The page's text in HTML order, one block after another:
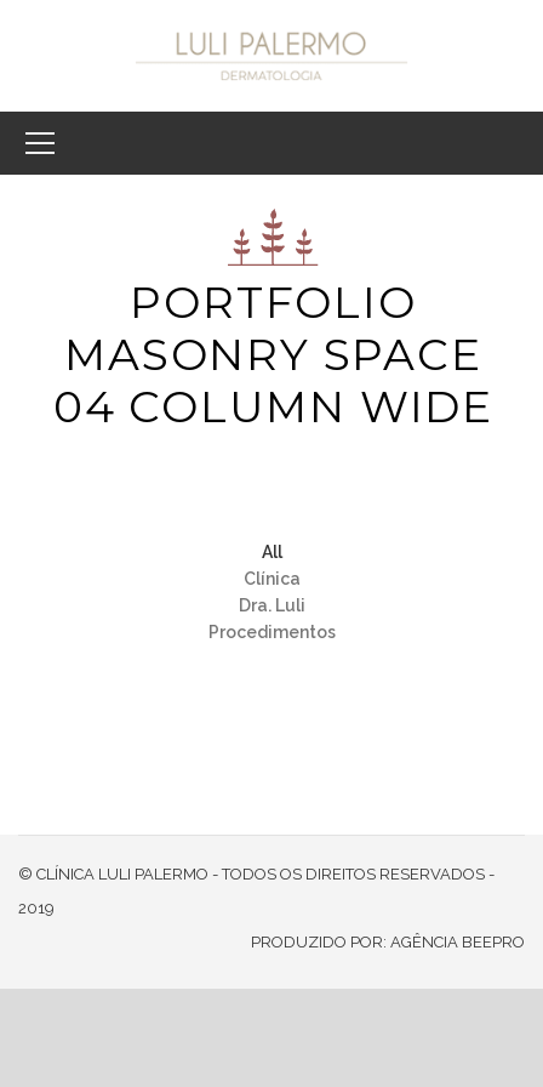
PORTFOLIO
MASONRY SPACE
04 COLUMN WIDE
All
Clínica
Dra. Luli
Procedimentos
©‎ CLÍNICA LULI PALERMO - TODOS OS DIREITOS RESERVADOS -
2019
PRODUZIDO POR: AGÊNCIA BEEPRO